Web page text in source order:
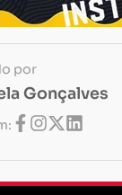
por
Gonçalves